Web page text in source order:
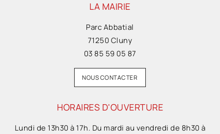
LA MAIRIE
Parc Abbatial
71250 Cluny
03 85 59 05 87
NOUS CONTACTER
HORAIRES D'OUVERTURE
Lundi de 13h30 à 17h. Du mardi au vendredi de 8h30 à